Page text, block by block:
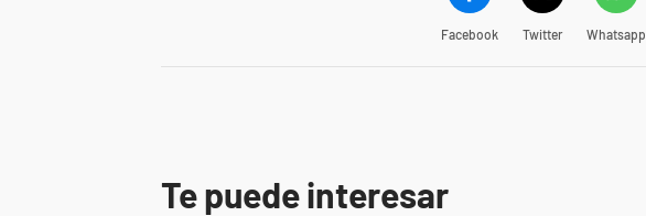
Facebook Twitter Whatsapp
Te puede interesar